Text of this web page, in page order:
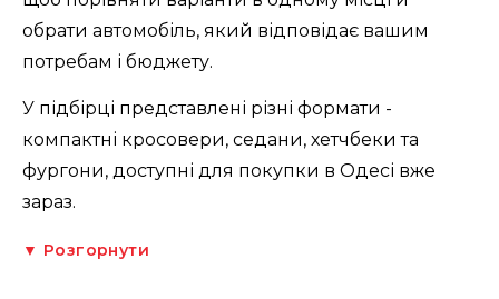
обрати автомобіль, який відповідає вашим
потребам і бюджету.
У підбірці представлені різні формати -
компактні кросовери, седани, хетчбеки та
фургони, доступні для покупки в Одесі вже
зараз.
▼ Розгорнути